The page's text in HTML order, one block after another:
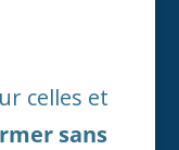
celles et
sans